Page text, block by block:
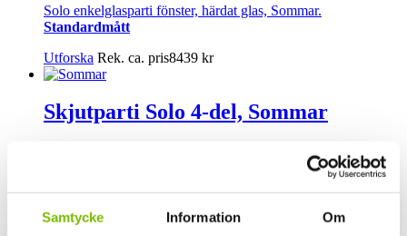
Samtycke Information Om
Solo enkelglasparti fönster, härdat glas, Sommar.
Standardmått
Utforska Rek. ca. pris8439 kr
Skjutparti Solo 4-del, Sommar
Standardmått
Utforska Rek. ca. pris10871kr